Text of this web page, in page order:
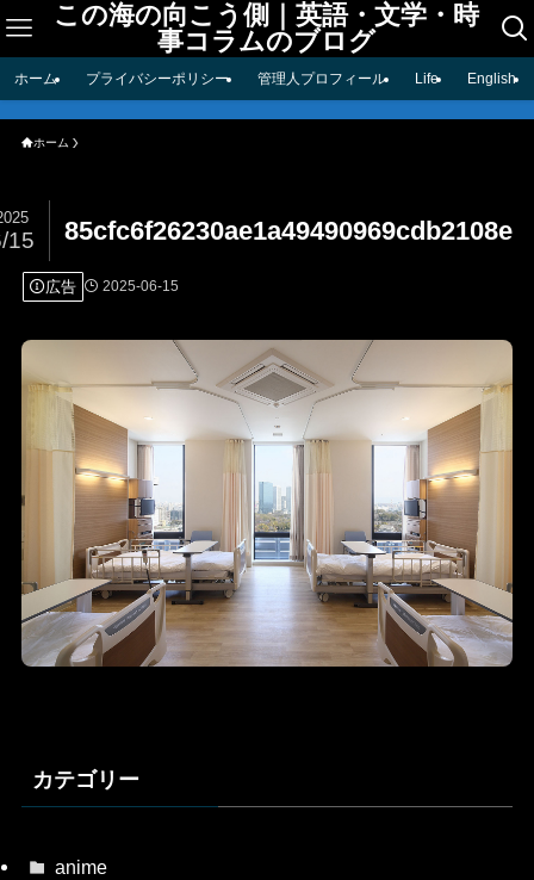
この海の向こう側｜英語・文学・時
事コラムのブログ
ホーム プライバシーポリシー 管理人プロフィール Life English
ホーム
85cfc6f26230ae1a49490969cdb2108e
15
広告 2025-06-15
カテゴリー
anime